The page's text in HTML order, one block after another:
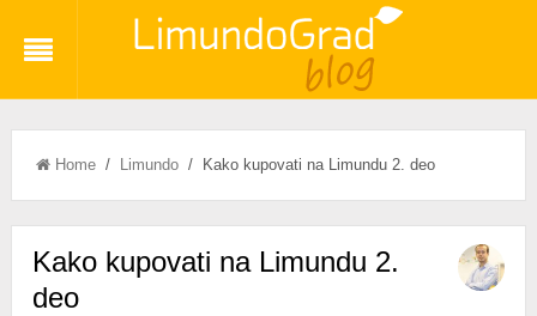
Home/ Limundo/ Kako kupovati na Limundu 2. deo
Kako kupovati na Limundu 2.
deo